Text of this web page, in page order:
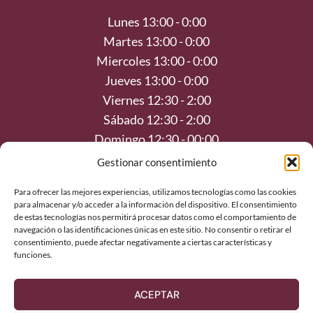
Gestionar consentimiento
Para ofrecer las mejores experiencias, utilizamos tecnologías como las cookies
para almacenar y/o acceder a la información del dispositivo. El consentimiento
de estas tecnologías nos permitirá procesar datos como el comportamiento de
navegación o las identificaciones únicas en este sitio. No consentir o retirar el
consentimiento, puede afectar negativamente a ciertas características y
funciones.
ACEPTAR
Lunes 13:00 - 0:00
Martes 13:00 - 0:00
Miercoles 13:00 - 0:00
Jueves 13:00 - 0:00
Viernes 12:30 - 2:00
Sábado 12:30 - 2:00
Domingo 12:30 - 00:00
+34 914 736 59
gestion@taberna4tapas.com
Diseñado por:alaronastudio.com